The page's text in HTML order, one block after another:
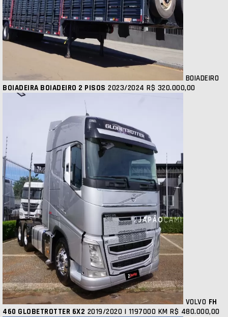
BOIADEIRO
BOIADEIRA BOIADEIRO 2 PISOS 2023/2024 R$ 320.000,00
VOLVO FH
460 GLOBETROTTER 6X2 2019/2020 | 1197000 KM R$ 480.000,00